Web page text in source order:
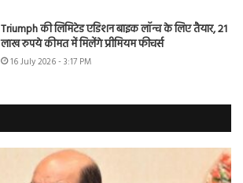
Triumph की लिमिटेड एडिशन बाइक लॉन्च के लिए तैयार, 21
लाख रुपये कीमत में मिलेंगे प्रीमियम फीचर्स
16 July 2026 - 3:17 PM